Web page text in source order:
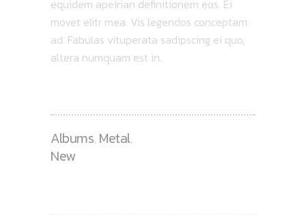
equidem apeirian definitionem eos. Ei
movet elitr mea. Vis legendos conceptam
ad. Fabulas vituperata sadipscing ei quo,
altera numquam est in.
Albums, Metal,
New